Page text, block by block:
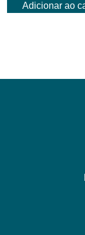
Adicionar ao